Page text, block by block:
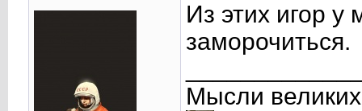
Из этих игор у
заморочиться.
Мысли